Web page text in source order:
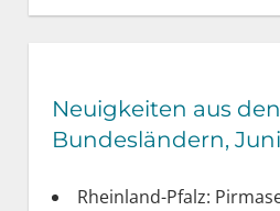
Neuigkeiten aus den
Bundesländern, Juni
Rheinland-Pfalz: